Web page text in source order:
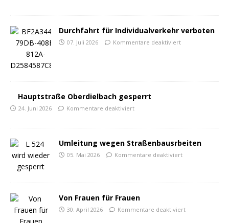
Durchfahrt für Individualverkehr verboten
07. Juli 2026 Kommentare deaktiviert
Hauptstraße Oberdielbach gesperrt
24. Juni 2026 Kommentare deaktiviert
Umleitung wegen Straßenbausrbeiten
05. Mai 2026 Kommentare deaktiviert
Von Frauen für Frauen
30. April 2026 Kommentare deaktiviert